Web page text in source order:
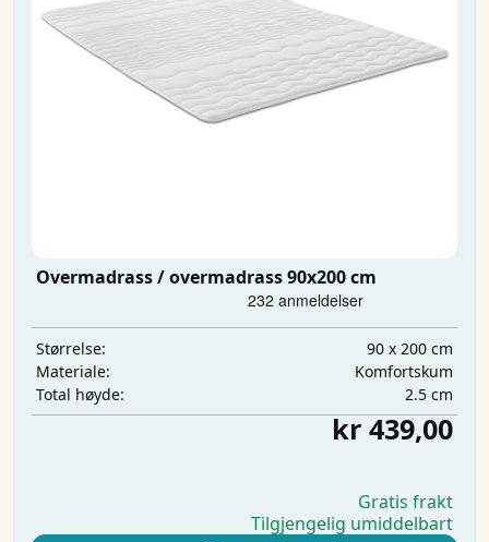
Overmadrass / overmadrass 90x200 cm
Størrelse:
90 x 200 cm
Materiale:
Komfortskum
Total høyde:
2.5 cm
kr 439,00
Gratis frakt
Tilgjengelig umiddelbart